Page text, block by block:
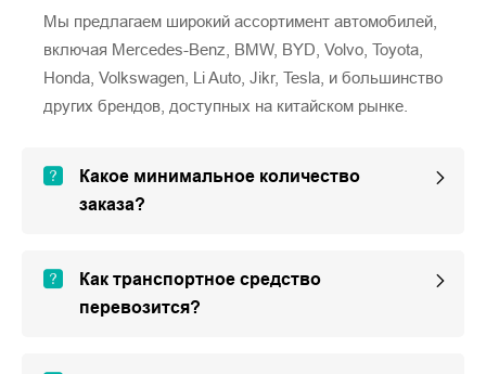
Мы предлагаем широкий ассортимент автомобилей,
включая Mercedes-Benz, BMW, BYD, Volvo, Toyota,
Honda, Volkswagen, Li Auto, Jikr, Tesla, и большинство
других брендов, доступных на китайском рынке.
Какое минимальное количество
заказа?
Как транспортное средство
перевозится?